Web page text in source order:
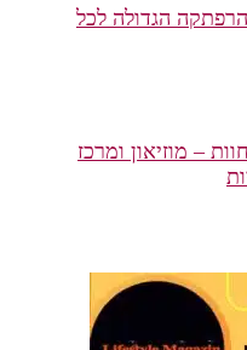
הגדולה לכל
– מוזיאון ומרכז